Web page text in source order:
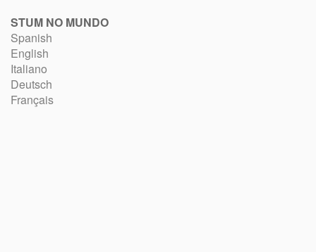
STUM NO MUNDO
Spanish
English
Italiano
Deutsch
Français